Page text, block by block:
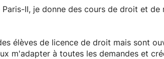
II, je donne des cours de droit et
élèves de licence de droit mais sont
m'adapter à toutes les demandes et